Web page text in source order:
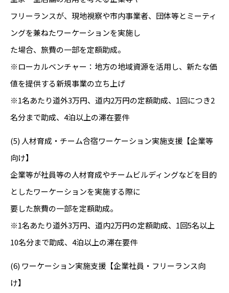
フリーランスが、現地視察や市内事業者、団体等とミーティ
ングを兼ねたワーケーションを実施し
た場合、旅費の一部を定額助成。
※ローカルベンチャー：地方の地域資源を活用し、新たな価
値を提供する新規事業の立ち上げ
※1名あたり道外3万円、道内2万円の定額助成、1回につき2
名分まで助成、4泊以上の滞在要件
(5) 人材育成・チーム合宿ワーケーション実施支援【企業等
向け】
企業等が社員等の人材育成やチームビルディングなどを目的
としたワーケーションを実施する際に
要した旅費の一部を定額助成。
※1名あたり道外3万円、道内2万円の定額助成、1回5名以上
10名分まで助成、4泊以上の滞在要件
(6) ワーケーション実施支援【企業社員・フリーランス向
け】